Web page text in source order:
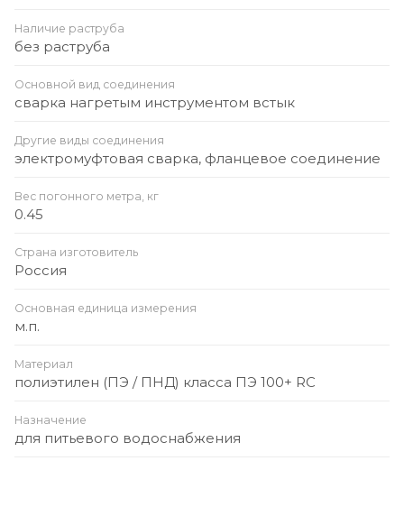
Наличие раструба
без раструба
Основной вид соединения
сварка нагретым инструментом встык
Другие виды соединения
электромуфтовая сварка, фланцевое соединение
Вес погонного метра, кг
0.45
Страна изготовитель
Россия
Основная единица измерения
м.п.
Материал
полиэтилен (ПЭ / ПНД) класса ПЭ 100+ RC
Назначение
для питьевого водоснабжения